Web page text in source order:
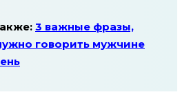
3 важные фразы,
говорить мужчине